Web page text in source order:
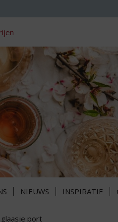
NIEUWS INSPIRATIE
port